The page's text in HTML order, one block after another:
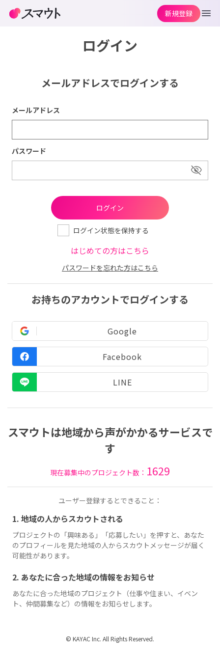
ログイン
メールアドレスでログインする
メールアドレス
パスワード
ログイン状態を保持する
はじめての方はこちら
パスワードを忘れた方はこちら
お持ちのアカウントでログインする
Google
Facebook
LINE
スマウトは地域から声がかかるサービスで
す
現在募集中のプロジェクト数： 1629
ユーザー登録するとできること：
1. 地域の人からスカウトされる
プロジェクトの「興味ある」「応募したい」を押すと、あなた
のプロフィールを見た地域の人からスカウトメッセージが届く
可能性があります。
2. あなたに合った地域の情報をお知らせ
あなたに合った地域のプロジェクト（仕事や住まい、イベン
ト、仲間募集など）の情報をお知らせします。
新規登録
© KAYAC Inc. All Rights Reserved.